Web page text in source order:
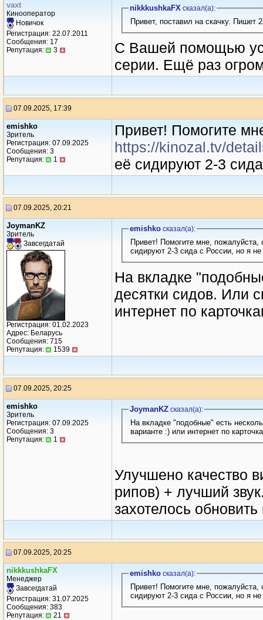
vaxt
Кинооператор
Новичок
Регистрация: 22.07.2011
Сообщения: 17
Репутация:
3
nikkkushkaFXсказал(a):
Привет, поставил на скачку. Пишет
C Вашей помощью
серии. Ещё раз
07.09.2025, 17:39
emishko
Зритель
Регистрация: 07.09.2025
Сообщения: 3
Репутация:
1
Привет! Помогите
https://kinozal.tv/
её сидируют 2-3
07.09.2025, 20:21
JoymanKZ
Зритель
Завсегдатай
Регистрация: 01.02.2023
Адрес: Беларусь
Сообщения: 715
Репутация:
1539
emishkoсказал(a):
Привет! Помогите мне, пожалуйста,
сидируют 2-3 сида с России, но я
На вкладке
десятки сидов. Или
интернет по
07.09.2025, 20:25
emishko
Зритель
Регистрация: 07.09.2025
Сообщения: 3
Репутация:
1
JoymanKZсказал(a):
На вкладке "подобные" есть
варианте :) или интернет по
Улучшено качество
рипов) + лучший
захотелось
07.09.2025, 20:25
nikkkushkaFX
Менеджер
Завсегдатай
Регистрация: 31.07.2025
Сообщения: 383
Репутация:
21
emishkoсказал(a):
Привет! Помогите мне, пожалуйста,
сидируют 2-3 сида с России, но я